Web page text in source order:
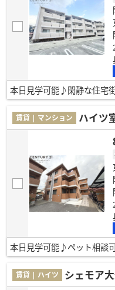
本日見学可能♪閑静な住宅
賃貸 | マンション ハイツ
本日見学可能♪ペット相談
賃貸 | ハイツ シェモア